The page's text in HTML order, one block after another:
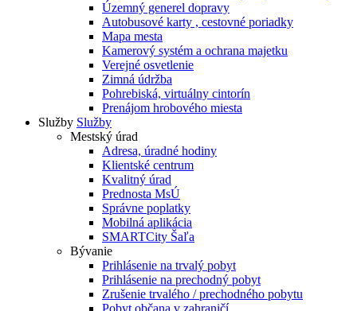
Územný generel dopravy
Autobusové karty , cestovné poriadky
Mapa mesta
Kamerový systém a ochrana majetku
Verejné osvetlenie
Zimná údržba
Pohrebiská, virtuálny cintorín
Prenájom hrobového miesta
Služby Služby
Mestský úrad
Adresa, úradné hodiny
Klientské centrum
Kvalitný úrad
Prednosta MsÚ
Správne poplatky
Mobilná aplikácia
SMARTCity Šaľa
Bývanie
Prihlásenie na trvalý pobyt
Prihlásenie na prechodný pobyt
Zrušenie trvalého / prechodného pobytu
Pobyt občana v zahraničí